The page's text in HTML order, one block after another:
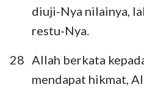
diuji-Nya nilainya,
restu-Nya.
28 Allah berkata
mendapat hikmat,